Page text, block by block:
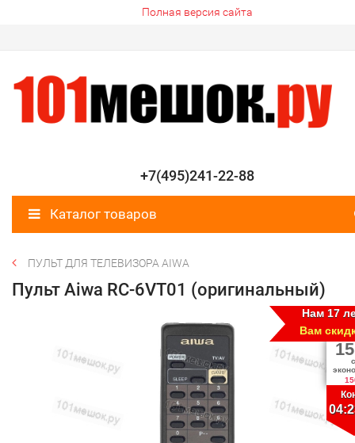
Полная версия сайта
+7(495)241-22-88
Каталог товаров
ПУЛЬТ ДЛЯ ТЕЛЕВИЗОРА AIWA
Пульт Aiwa RC-6VT01 (оригинальный)
Нам 17
Вам
15